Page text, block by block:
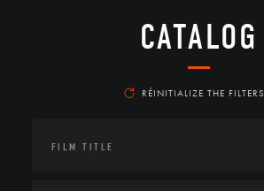
CATALOG
RÉINITIALIZE THE FILTERS